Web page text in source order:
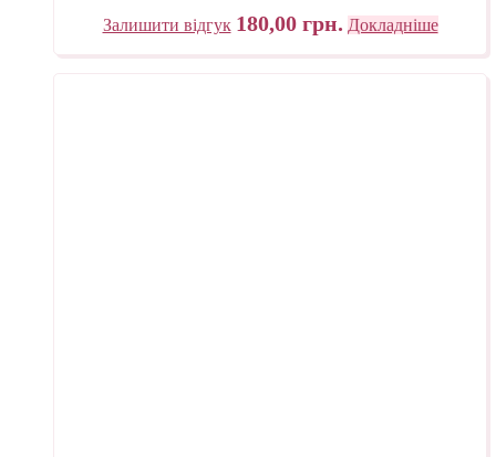
Залишити відгук 180,00 грн. Докладніше